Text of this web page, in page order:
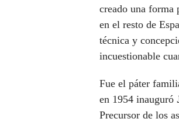
creado una forma
en el resto de
técnica y
incuestionable
Fue el páter
en 1954 inauguró
Precursor de los